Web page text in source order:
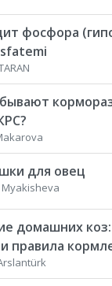
фосфора
для овец
домашних
правила